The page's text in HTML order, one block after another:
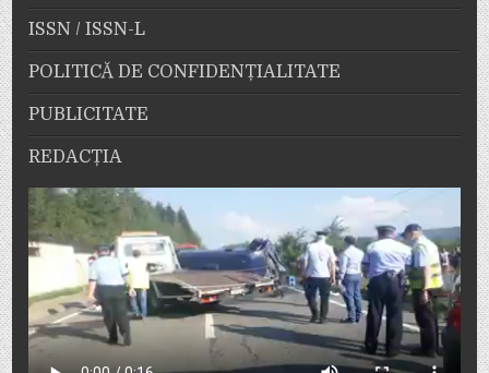
ISSN / ISSN-L
POLITICĂ DE CONFIDENȚIALITATE
PUBLICITATE
REDACȚIA